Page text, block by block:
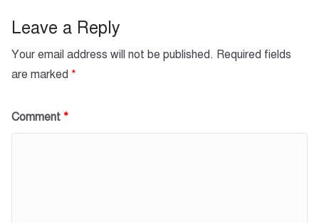
k
Leave a Reply
Your email address will not be published. Required fields
are marked *
Comment *